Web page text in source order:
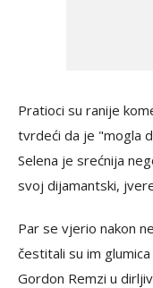
Pratioci su ranije
tvrdeći da je "mogla
Selena je srećnija
svoj dijamantski,
Par se vjerio nakon
čestitali su im
Gordon Remzi u